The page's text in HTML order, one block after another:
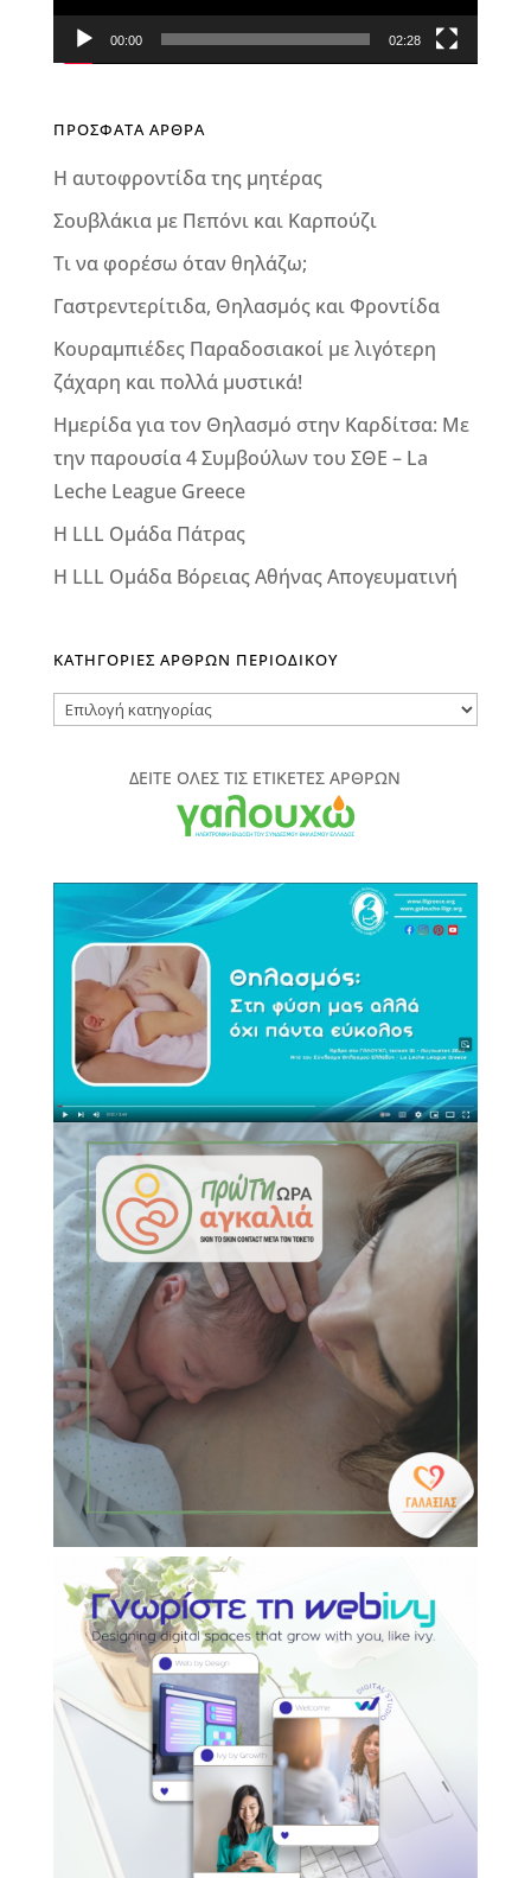
00:00 02:28
ΠΡΟΣΦΑΤΑ ΑΡΘΡΑ
Η αυτοφροντίδα της μητέρας
Σουβλάκια με Πεπόνι και Καρπούζι
Τι να φορέσω όταν θηλάζω;
Γαστρεντερίτιδα, Θηλασμός και Φροντίδα
Κουραμπιέδες Παραδοσιακοί με λιγότερη
ζάχαρη και πολλά μυστικά!
Ημερίδα για τον Θηλασμό στην Καρδίτσα: Με
την παρουσία 4 Συμβούλων του ΣΘΕ – La
Leche League Greece
Η LLL Ομάδα Πάτρας
Η LLL Ομάδα Βόρειας Αθήνας Απογευματινή
ΚΑΤΗΓΟΡΙΕΣ ΑΡΘΡΩΝ ΠΕΡΙΟΔΙΚΟΥ
ΚΑΤΗΓΟΡΙΕΣ
ΠΕΡΙΟΔΙΚΟΥΔΕΙΤΕ ΟΛΕΣ ΤΙΣ ΕΤΙΚΕΤΕΣ ΑΡΘΡΩΝ